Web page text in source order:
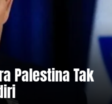
Palestina Tak